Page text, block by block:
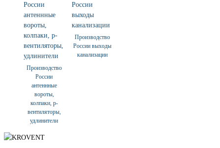
Производство
России
антеннные
вороты,
колпаки, p-
вентиляторы,
удлинители
Производство
России выходы
канализации